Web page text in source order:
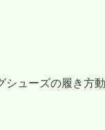
シューズの履き方